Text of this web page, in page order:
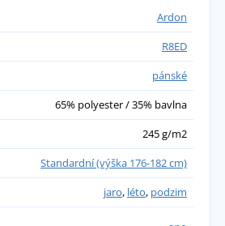
Ardon
R8ED
pánské
65% polyester / 35% bavlna
245 g/m2
Standardní (výška 176-182 cm)
jaro, léto, podzim